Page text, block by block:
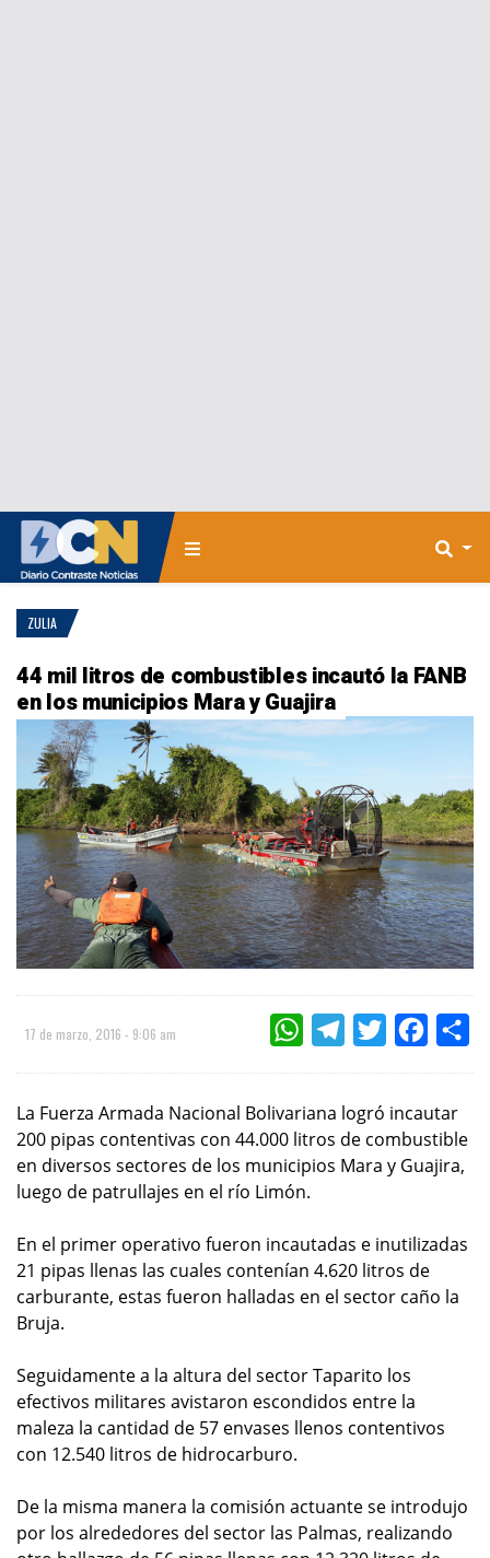
ZULIA
44 mil litros de combustibles incautó la FANB
en los municipios Mara y Guajira
17 de marzo, 2016 - 9:06 am WHATSAPPTELEGRAMTWITTER
La Fuerza Armada Nacional Bolivariana logró incautar
200 pipas contentivas con 44.000 litros de combustible
en diversos sectores de los municipios Mara y Guajira,
luego de patrullajes en el río Limón.
En el primer operativo fueron incautadas e inutilizadas
21 pipas llenas las cuales contenían 4.620 litros de
carburante, estas fueron halladas en el sector caño la
Bruja.
Seguidamente a la altura del sector Taparito los
efectivos militares avistaron escondidos entre la
maleza la cantidad de 57 envases llenos contentivos
con 12.540 litros de hidrocarburo.
De la misma manera la comisión actuante se introdujo
por los alrededores del sector las Palmas, realizando